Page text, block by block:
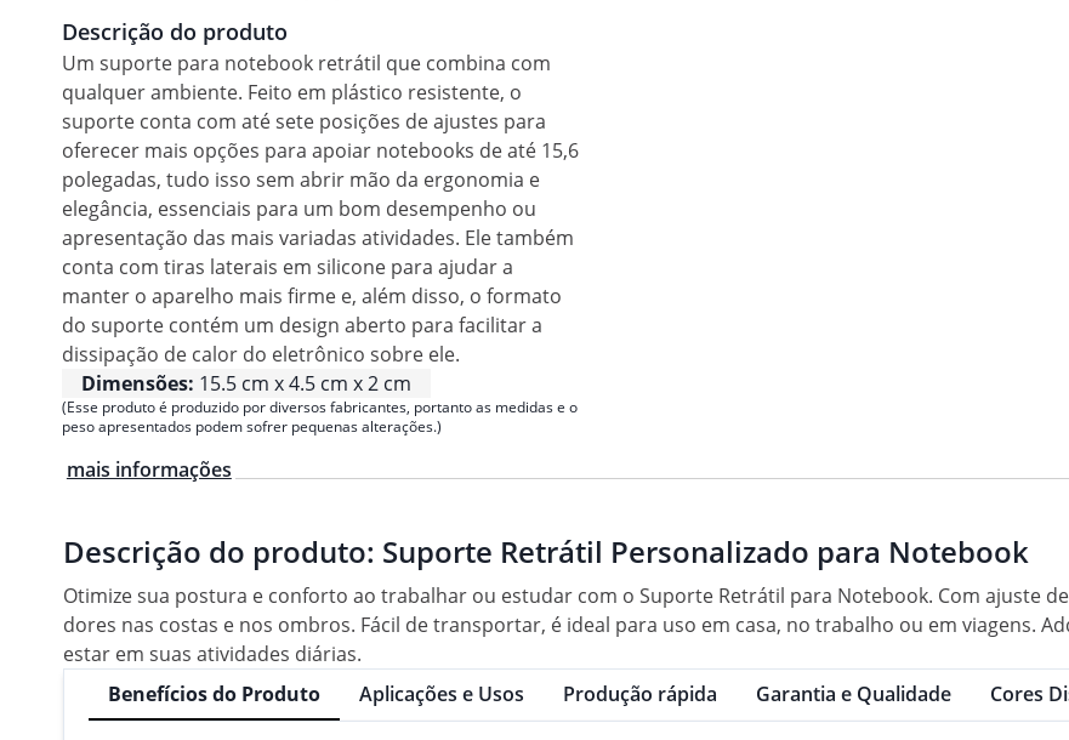
Descrição do produto
Um suporte para notebook retrátil que combina com
qualquer ambiente. Feito em plástico resistente, o
suporte conta com até sete posições de ajustes para
oferecer mais opções para apoiar notebooks de até 15,6
polegadas, tudo isso sem abrir mão da ergonomia e
elegância, essenciais para um bom desempenho ou
apresentação das mais variadas atividades. Ele também
conta com tiras laterais em silicone para ajudar a
manter o aparelho mais firme e, além disso, o formato
do suporte contém um design aberto para facilitar a
dissipação de calor do eletrônico sobre ele.
Dimensões: 15.5 cm x 4.5 cm x 2 cm
(Esse produto é produzido por diversos fabricantes, portanto as medidas e o
peso apresentados podem sofrer pequenas alterações.)
mais informações
Descrição do produto: Suporte Retrátil Personalizado para Notebook
Otimize sua postura e conforto ao trabalhar ou estudar com o Suporte Retrátil para Notebook. Com ajuste
dores nas costas e nos ombros. Fácil de transportar, é ideal para uso em casa, no trabalho ou em viagens.
estar em suas atividades diárias.
Benefícios do Produto
Aplicações e Usos Produção rápida Garantia e Qualidade Cores